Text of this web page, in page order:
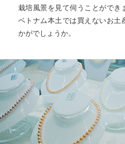
栽培風景を見て伺うことができ
ベトナム本土では買えないお土
かがでしょうか。